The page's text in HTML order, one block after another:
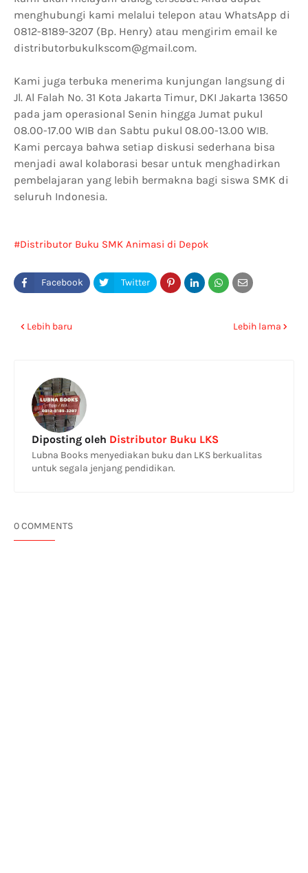
menghubungi kami melalui telepon atau WhatsApp di
0812-8189-3207 (Bp. Henry) atau mengirim email ke
distributorbukulkscom@gmail.com.
Kami juga terbuka menerima kunjungan langsung di
Jl. Al Falah No. 31 Kota Jakarta Timur, DKI Jakarta 13650
pada jam operasional Senin hingga Jumat pukul
08.00-17.00 WIB dan Sabtu pukul 08.00-13.00 WIB.
Kami percaya bahwa setiap diskusi sederhana bisa
menjadi awal kolaborasi besar untuk menghadirkan
pembelajaran yang lebih bermakna bagi siswa SMK di
seluruh Indonesia.
Distributor Buku SMK Animasi di Depok
Lebih baru Lebih lama
Diposting oleh Distributor Buku LKS
Lubna Books menyediakan buku dan LKS berkualitas
untuk segala jenjang pendidikan.
0 COMMENTS